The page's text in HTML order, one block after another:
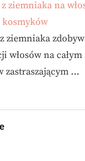
ziemniaka na
ziemniaka
włosów na
zastraszającym …